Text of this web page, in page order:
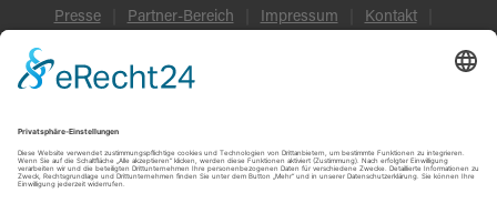
Presse Partner-Bereich Impressum Kontakt
Datenschutz